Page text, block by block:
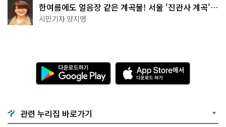
한여름에도 얼음장 같은 계곡물! 서울 '진관사 계곡'이
천국이네~
시민기자 양지영
다
운
로
기
G
A
p
p
관련 누리집 바로가기